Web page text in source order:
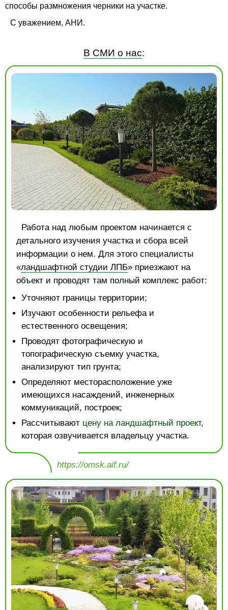
способы размножения черники на участке.
С уважением, АНИ.
В СМИ о нас:
Работа над любым проектом начинается с
детального изучения участка и сбора всей
информации о нем. Для этого специалисты
«ландшафтной студии ЛПБ» приезжают на
объект и проводят там полный комплекс работ:
Уточняют границы территории;
Изучают особенности рельефа и
естественного освещения;
Проводят фотографическую и
топографическую съемку участка,
анализируют тип грунта;
Определяют месторасположение уже
имеющихся насаждений, инженерных
коммуникаций, построек;
Рассчитывают цену на ландшафтный проект,
которая озвучивается владельцу участка.
https://omsk.aif.ru/